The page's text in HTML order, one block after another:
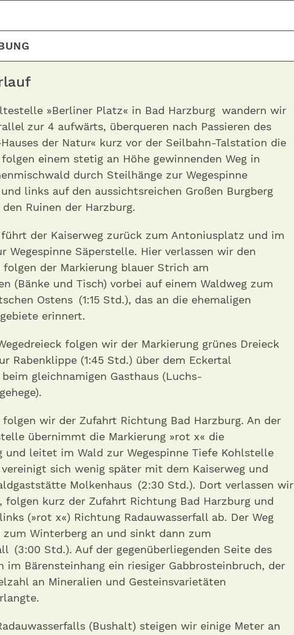
»Berliner Platz« in Bad Harzburg wandern wir
zur 4 aufwärts, überqueren nach Passieren des
der Natur« kurz vor der Seilbahn-Talstation die
einem stetig an Höhe gewinnenden Weg in
durch Steilhänge zur Wegespinne
links auf den aussichtsreichen Großen Burgberg
Ruinen der Harzburg.
führt der Kaiserweg zurück zum Antoniusplatz und im
Wegespinne Säperstelle. Hier verlassen wir den
folgen der Markierung blauer Strich am
(Bänke und Tisch) vorbei auf einem Waldweg zum
Ostens (1:15 Std.), das an die ehemaligen
erinnert.
folgen wir der Markierung grünes Dreieck
Rabenklippe (1:45 Std.) über dem Eckertal
gleichnamigen Gasthaus (Luchs-
folgen wir der Zufahrt Richtung Bad Harzburg. An der
übernimmt die Markierung »rot x« die
und leitet im Wald zur Wegespinne Tiefe Kohlstelle
sich wenig später mit dem Kaiserweg und
Molkenhaus (2:30 Std.). Dort verlassen wir
folgen kurz der Zufahrt Richtung Bad Harzburg und
(»rot x«) Richtung Radauwasserfall ab. Der Weg
Winterberg an und sinkt dann zum
(3:00 Std.). Auf der gegenüberliegenden Seite des
im Bärensteinhang ein riesiger Gabbrosteinbruch, der
an Mineralien und Gesteinsvarietäten
(Bushalt) steigen wir einige Meter an